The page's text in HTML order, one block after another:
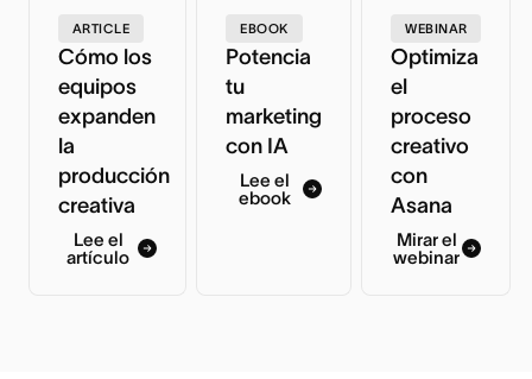
ARTICLE
Cómo los
equipos
expanden
la
producción
creativa
Lee el
artículo
EBOOK
Potencia
tu
marketing
con IA
Lee el
ebook
WEBINAR
Optimiza
el
proceso
creativo
con
Asana
Mirar el
webinar